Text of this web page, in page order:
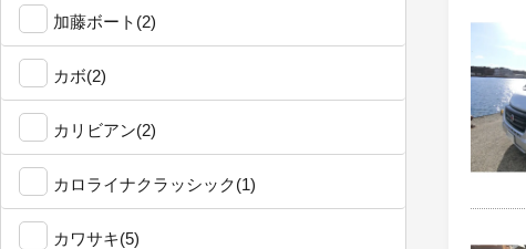
加藤ボート(2)
カボ(2)
カリビアン(2)
カロライナクラッシック(1)
カワサキ(5)